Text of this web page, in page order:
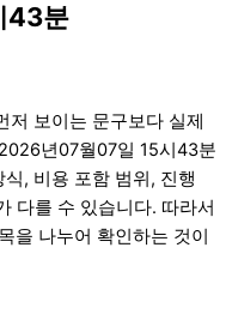
43분
저 보이는 문구보다 실제
년07월07일 15시43분
, 비용 포함 범위, 진행
다를 수 있습니다. 따라서
을 나누어 확인하는 것이